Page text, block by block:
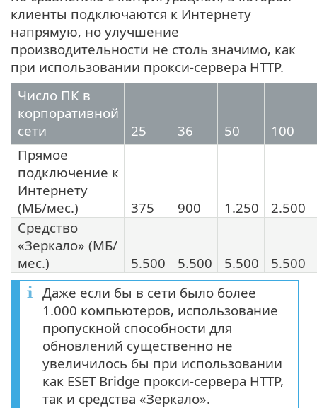
клиенты подключаются к Интернету
напрямую, но улучшение
производительности не столь значимо, как
при использовании прокси-сервера HTTP.
Число ПК в
корпоративной
сети
25 36 50
100
Прямое
подключение к
Интернету
(МБ/мес.)
375 900 1.250
2.500
Средство
«Зеркало» (МБ/
мес.)
5.500 5.500 5.500
5.500
Даже если бы в сети было более
1.000 компьютеров, использование
пропускной способности для
обновлений существенно не
увеличилось бы при использовании
как ESET Bridge прокси-сервера HTTP,
так и средства «Зеркало».